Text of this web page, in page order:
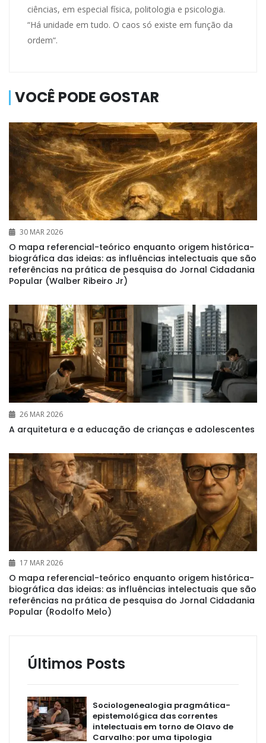
ciências, em especial física, politologia e psicologia.
“Há unidade em tudo. O caos só existe em função da
ordem“.
VOCÊ PODE GOSTAR
30 MAR 2026
O mapa referencial-teórico enquanto origem histórica-
biográfica das ideias: as influências intelectuais que são
referências na prática de pesquisa do Jornal Cidadania
Popular (Walber Ribeiro Jr)
26 MAR 2026
A arquitetura e a educação de crianças e adolescentes
17 MAR 2026
O mapa referencial-teórico enquanto origem histórica-
biográfica das ideias: as influências intelectuais que são
referências na prática de pesquisa do Jornal Cidadania
Popular (Rodolfo Melo)
Últimos Posts
Sociologenealogia pragmática-
epistemológica das correntes
intelectuais em torno de Olavo de
Carvalho: por uma tipologia